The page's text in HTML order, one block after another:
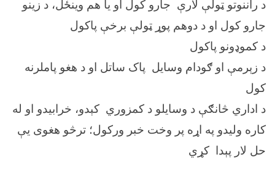
د راننوتو ټولې لارې جارو کول او یا هم وینځل، د زینو
جارو کول او د دوهم پوړ ټولې برخې پاکول
د کموډونو پاکول
د زېرمې او ګودام وسایل پاک ساتل او د هغو پاملرنه
کول
د اداري څانګې د وسایلو د کمزوري کېدو، خرابیدو او له
کاره ولیدو په اړه پر وخت خبر ورکول؛ ترڅو هغوی یې
حل لار پېدا کړي